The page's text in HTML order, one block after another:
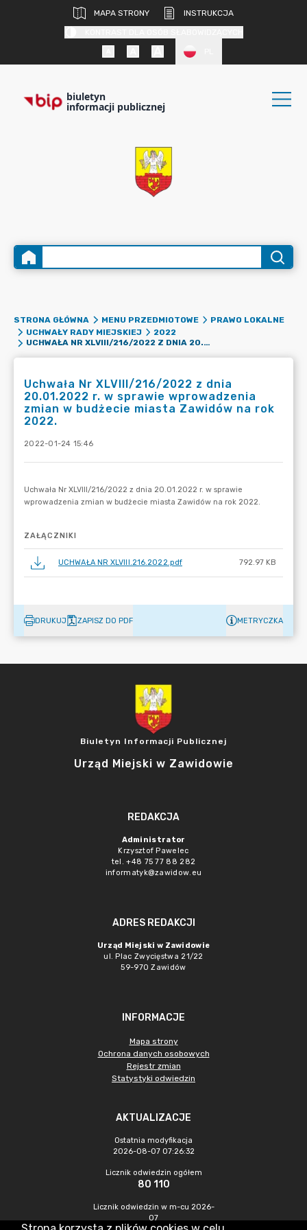
MAPA STRONY
INSTRUKCJA
biuletyn
informacji publicznej
STRONA GŁÓWNA MENU PRZEDMIOTOWE
PRAWO LOKALNE
UCHWAŁY RADY MIEJSKIEJ
2022
UCHWAŁA NR XLVIII/216/2022 Z DNIA 20.01.2022 R. W SPRAWIE WPROWADZENIA ZMIAN W BUDŻECIE MIASTA ZAWIDÓW NA ROK 2022.
Uchwała Nr XLVIII/216/2022 z dnia
20.01.2022 r. w sprawie wprowadzenia
zmian w budżecie miasta Zawidów na rok
2022.
2022-01-24 15:46
ZAŁĄCZNIKI
UCHWAŁA NR XLVIII.216.2022.pdf 792.97 KB
DRUKUJ ZAPISZ DO PDF METRYCZKA
Biuletyn Informacji Publicznej
Urząd Miejski w Zawidowie
REDAKCJA
Administrator
Krzysztof Pawelec
tel. +48 75 77 88 282
informatyk@zawidow.eu
ADRES REDAKCJI
Urząd Miejski w Zawidowie
ul. Plac Zwycięstwa 21/22
59-970 Zawidów
INFORMACJE
Mapa strony
Ochrona danych osobowych
Rejestr zmian
Statystyki odwiedzin
AKTUALIZACJE
Ostatnia modyfikacja
2026-08-07 07:26:32
Licznik odwiedzin ogółem
80 110
Licznik odwiedzin w m-cu 2026-
07